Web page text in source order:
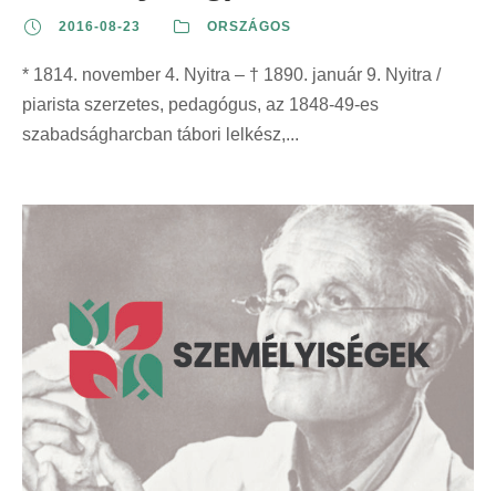
2016-08-23 ORSZÁGOS
* 1814. november 4. Nyitra – † 1890. január 9. Nyitra /
piarista szerzetes, pedagógus, az 1848-49-es
szabadságharcban tábori lelkész,...